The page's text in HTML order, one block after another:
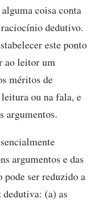
coisa conta
dedutivo.
este ponto
ao leitor um
méritos de
ou na fala, e
argumentos.
argumentos e das
ser reduzido a
dedutiva: (a) as